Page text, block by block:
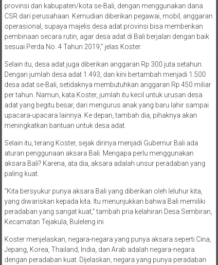
provinsi dan kabupaten/kota se-Bali, dengan menggunakan dana
CSR dari perusahaan. Kemudian diberikan pegawai, mobil, anggaran
operasional, supaya majelis desa adat provinsi bisa memberikan
pembinaan secara rutin, agar desa adat di Bali berjalan dengan baik
sesuai Perda No. 4 Tahun 2019,” jelas Koster.
Selain itu, desa adat juga diberikan anggaran Rp 300 juta setahun.
Dengan jumlah desa adat 1.493, dan kini bertambah menjadi 1.500
desa adat se-Bali, setidaknya membutuhkan anggaran Rp 450 miliar
per tahun. Namun, kata Koster, jumlah itu kecil untuk urusan desa
adat yang begitu besar, dari mengurus anak yang baru lahir sampai
upacara-upacara lainnya. Ke depan, tambah dia, pihaknya akan
meningkatkan bantuan untuk desa adat.
Selain itu, terang Koster, sejak dirinya menjadi Gubernur Bali ada
aturan penggunaan aksara Bali. Mengapa perlu menggunakan
aksara Bali? Karena, ata dia, aksara adalah unsur peradaban yang
paling kuat.
“Kita bersyukur punya aksara Bali yang diberikan oleh leluhur kita,
yang diwariskan kepada kita. Itu menunjukkan bahwa Bali memiliki
peradaban yang sangat kuat,” tambah pria kelahiran Desa Sembiran,
Kecamatan Tejakula, Buleleng ini.
Koster menjelaskan, negara-negara yang punya aksara seperti Cina,
Jepang, Korea, Thailand, India, dan Arab adalah negara-negara
dengan peradaban kuat. Dijelaskan, negara yang punya peradaban